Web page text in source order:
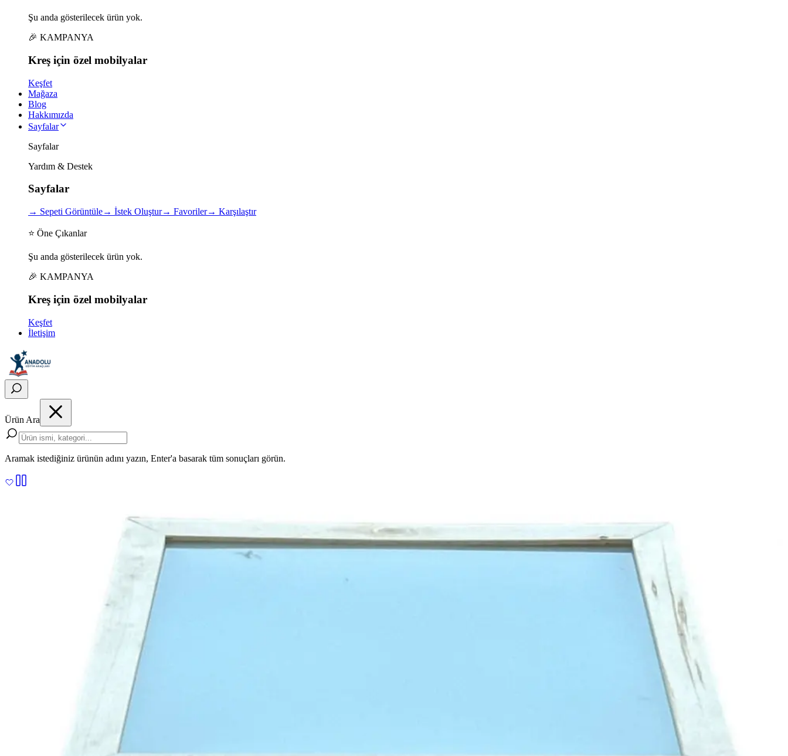
Şu anda gösterilecek ürün yok.
🎉 KAMPANYA
Kreş için özel mobilyalar
Keşfet
Mağaza
Blog
Hakkımızda
Sayfalar
Sayfalar
Yardım & Destek
Sayfalar
→ Sepeti Görüntüle→ İstek Oluştur→ Favoriler→ Karşılaştır
⭐ Öne Çıkanlar
Şu anda gösterilecek ürün yok.
🎉 KAMPANYA
Kreş için özel mobilyalar
Keşfet
İletişim
Ürün Ara
Aramak istediğiniz ürünün adını yazın, Enter'a basarak tüm sonuçları görün.